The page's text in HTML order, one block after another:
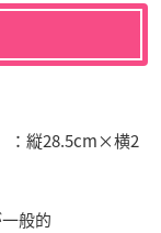
：縦28.5cm×横2
般的